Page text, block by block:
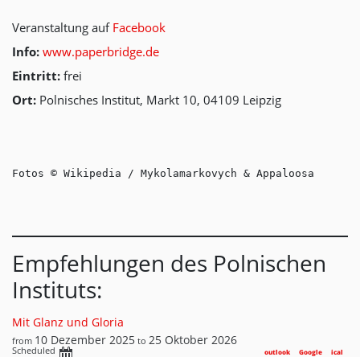
Veranstaltung auf Facebook
Info: www.paperbridge.de
Eintritt: frei
Ort: Polnisches Institut, Markt 10, 04109 Leipzig
Fotos © Wikipedia / Mykolamarkovych & Appaloosa
Empfehlungen des Polnischen
Instituts:
Mit Glanz und Gloria
from 10 Dezember 2025 to 25 Oktober 2026
Scheduled ical
Google
outlook